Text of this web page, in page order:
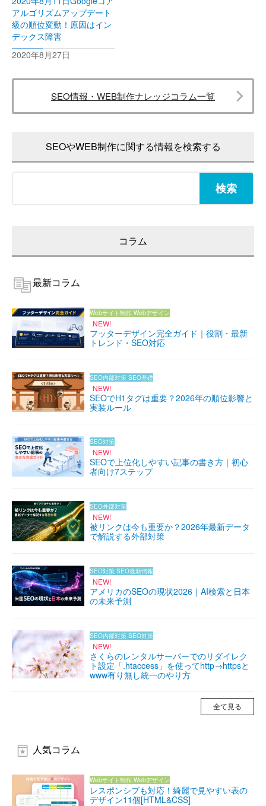
アルゴリズムアップデート
級の順位変動！原因はイン
デックス障害
2020年8月27日
SEO情報・WEB制作ナレッジコラム一覧
SEOやWEB制作に関する情報を検索する
コラム
最新コラム
Webサイト制作 Webデザイン
NEW!
フッターデザイン完全ガイド｜役割・最新
トレンド・SEO対応
SEO内部対策 SEO基礎
NEW!
SEOでH1タグは重要？2026年の順位影響と
実装ルール
SEO対策
NEW!
SEOで上位化しやすい記事の書き方｜初心
者向け7ステップ
SEO外部対策
NEW!
被リンクは今も重要か？2026年最新データ
で解説する外部対策
SEO対策 SEO最新情報
NEW!
アメリカのSEOの現状2026｜AI検索と日本
の未来予測
SEO内部対策 SEO対策
NEW!
さくらのレンタルサーバーでのリダイレク
ト設定「.htaccess」を使ってhttp→httpsと
www有り無し統一のやり方
全て見る
人気コラム
Webサイト制作 Webデザイン
レスポンシブも対応！綺麗で見やすい表の
デザイン11個[HTML&CSS]